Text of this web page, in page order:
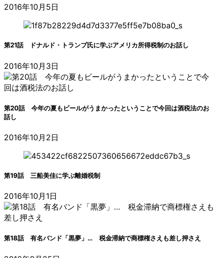
2016年10月5日
第21話 ドナルド・トランプ氏に学ぶアメリカ所得税制のお話し
2016年10月3日
第20話 今年の夏もビールがうまかったということで今回は酒税法のお
話し
2016年10月2日
第19話 三船美佳に学ぶ離婚税制
2016年10月1日
第18話 有名バンド「黒夢」… 税金滞納で商標権さえも差し押さえ